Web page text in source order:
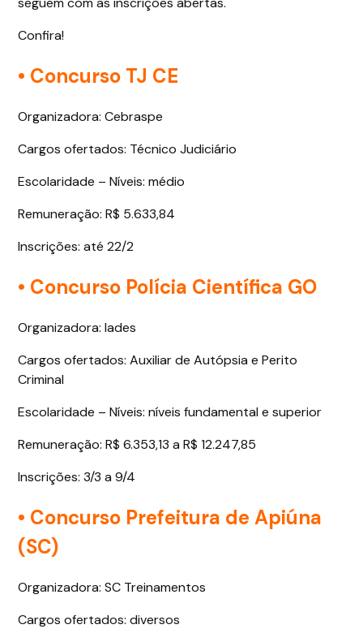
Confira!
• Concurso TJ CE
Organizadora: Cebraspe
Cargos ofertados: Técnico Judiciário
Escolaridade – Níveis: médio
Remuneração: R$ 5.633,84
Inscrições: até 22/2
• Concurso Polícia Científica GO
Organizadora: Iades
Cargos ofertados: Auxiliar de Autópsia e Perito
Criminal
Escolaridade – Níveis: níveis fundamental e superior
Remuneração: R$ 6.353,13 a R$ 12.247,85
Inscrições: 3/3 a 9/4
• Concurso Prefeitura de Apiúna
(SC)
Organizadora: SC Treinamentos
Cargos ofertados: diversos